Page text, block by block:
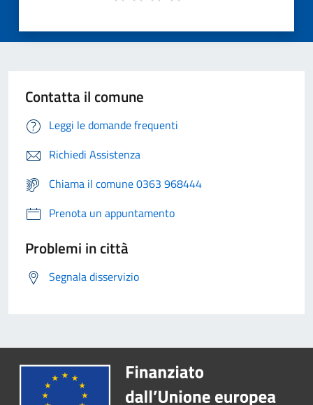
Contatta il comune
Leggi le domande frequenti
Richiedi Assistenza
Chiama il comune 0363 968444
Prenota un appuntamento
Problemi in città
Segnala disservizio